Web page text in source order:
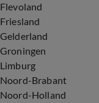
Flevoland
Friesland
Gelderland
Groningen
Limburg
Noord-Brabant
Noord-Holland